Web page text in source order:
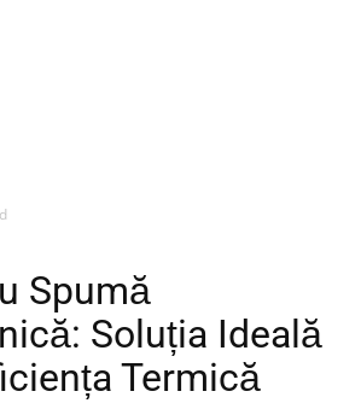
Spumă
Soluția Ideală
Termică